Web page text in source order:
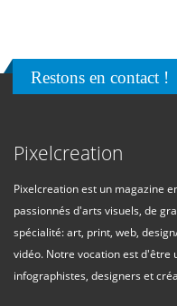
Restons en contact !
Pixelcreation
Pixelcreation est un magazine
passionnés d'arts visuels, de
spécialité: art, print, web,
vidéo. Notre vocation est d'être
infographistes, designers et